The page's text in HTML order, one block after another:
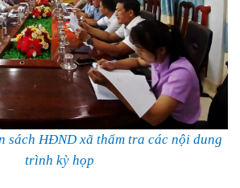
sách HĐND xã thẩm tra các nội dung
trình kỳ họp